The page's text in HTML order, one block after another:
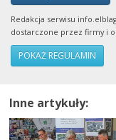
Redakcja serwisu
dostarczone przez firmy i
POKAŻ REGULAMIN
Inne artykuły: